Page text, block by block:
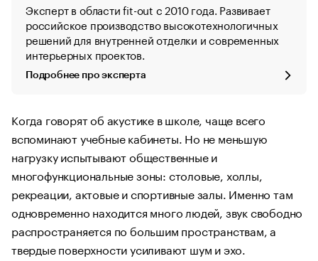
Эксперт в области fit-out с 2010 года. Развивает
российское производство высокотехнологичных
решений для внутренней отделки и современных
интерьерных проектов.
Подробнее про эксперта
Когда говорят об акустике в школе, чаще всего
вспоминают учебные кабинеты. Но не меньшую
нагрузку испытывают общественные и
многофункциональные зоны: столовые, холлы,
рекреации, актовые и спортивные залы. Именно там
одновременно находится много людей, звук свободно
распространяется по большим пространствам, а
твердые поверхности усиливают шум и эхо.